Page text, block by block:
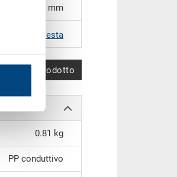
x 400 x 28 mm
su richiesta
prodotto
0.81 kg
PP conduttivo